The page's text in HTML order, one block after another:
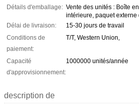
Détails d'emballage: Vente des unités : Boîte
intérieure, paquet
Délai de livraison:
15-30 jours de travail
Conditions de
paiement:
T/T, Western Union,
Capacité
d'approvisionnement:
1000000 unités/année
description de